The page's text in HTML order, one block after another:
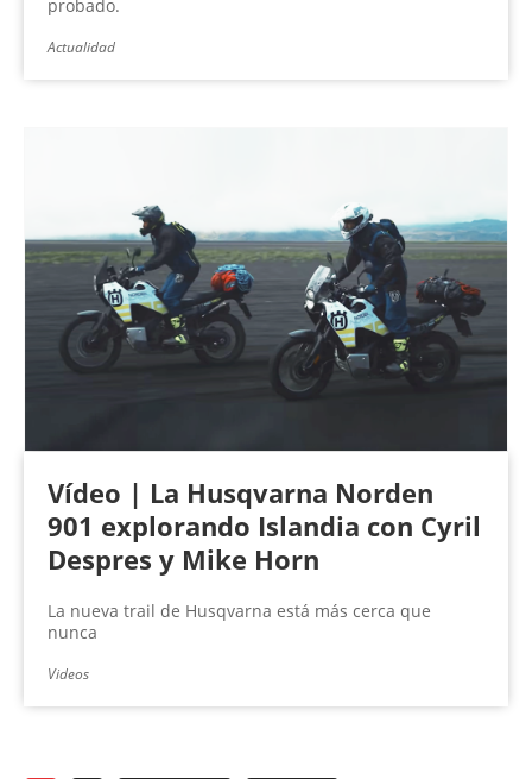
probado.
Actualidad
Vídeo | La Husqvarna Norden
901 explorando Islandia con Cyril
Despres y Mike Horn
La nueva trail de Husqvarna está más cerca que
nunca
Videos